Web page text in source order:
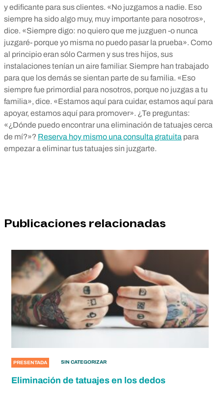
y edificante para sus clientes. «No juzgamos a nadie. Eso
siempre ha sido algo muy, muy importante para nosotros»,
dice. «Siempre digo: no quiero que me juzguen -o nunca
juzgaré- porque yo misma no puedo pasar la prueba». Como
al principio eran sólo Carmen y sus tres hijos, sus
instalaciones tenían un aire familiar. Siempre han trabajado
para que los demás se sientan parte de su familia. «Eso
siempre fue primordial para nosotros, porque no juzgas a tu
familia», dice. «Estamos aquí para cuidar, estamos aquí para
apoyar, estamos aquí para promover». ¿Te preguntas:
«¿Dónde puedo encontrar una eliminación de tatuajes cerca
de mí?»? Reserva hoy mismo una consulta gratuita para
empezar a eliminar tus tatuajes sin juzgarte.
Publicaciones relacionadas
PRESENTADA SIN CATEGORIZAR
Eliminación de tatuajes en los dedos